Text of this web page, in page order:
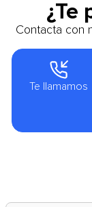
¿Te
Contacta con
Te llamamos